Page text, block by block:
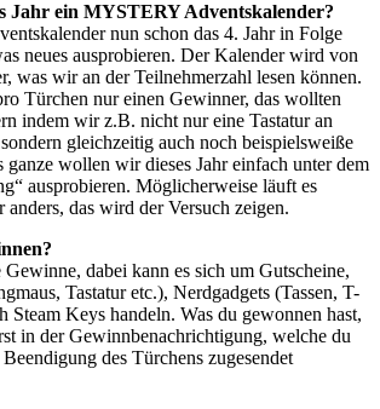
Jahr ein MYSTERY Adventskalender?
nun schon das 4. Jahr in Folge
neues ausprobieren. Der Kalender wird von
was wir an der Teilnehmerzahl lesen können.
Türchen nur einen Gewinner, das wollten
indem wir z.B. nicht nur eine Tastatur an
gleichzeitig auch noch beispielsweiße
ganze wollen wir dieses Jahr einfach unter dem
ausprobieren. Möglicherweise läuft es
anders, das wird der Versuch zeigen.
dabei kann es sich um Gutscheine,
Tastatur etc.), Nerdgadgets (Tassen, T-
Steam Keys handeln. Was du gewonnen hast,
in der Gewinnbenachrichtigung, welche du
des Türchens zugesendet